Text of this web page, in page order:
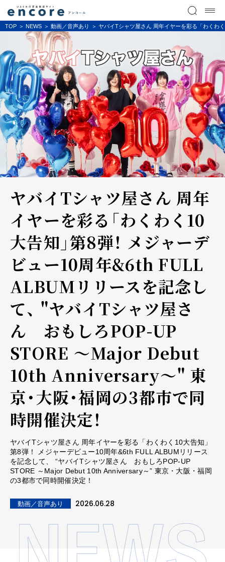
TOP NEWS 動画／音声あり ヤバイTシャツ屋さん 周年イヤーを彩る「わくわ
ヤバイTシャツ屋さん 周年
イヤーを彩る「わくわく10
大告知」第8弾！ メジャーデ
ビュー10周年&6th FULL
ALBUMリリースを記念し
て、 "ヤバイTシャツ屋さ
ん おもしろPOP-UP
STORE ～Major Debut
10th Anniversary～" 東
京・大阪・福岡の3都市で同
時開催決定！
ヤバイTシャツ屋さん 周年イヤーを彩る「わくわく10大告知」
第8弾！ メジャーデビュー10周年&6th FULL ALBUMリリース
を記念して、 “ヤバイTシャツ屋さん おもしろPOP-UP
STORE ～Major Debut 10th Anniversary～” 東京・大阪・福岡
の3都市で同時開催決定！
動画／音声あり 2026.06.28